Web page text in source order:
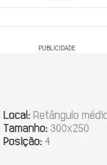
PUBLICIDADE